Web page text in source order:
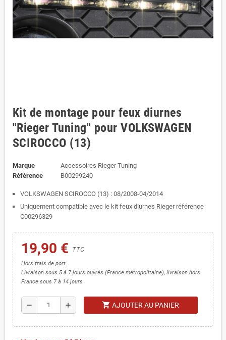
Kit de montage pour feux diurnes
"Rieger Tuning" pour VOLKSWAGEN
SCIROCCO (13)
Marque
Accessoires Rieger Tuning
Référence
B00299240
VOLKSWAGEN SCIROCCO (13) : 08/2008-04/2014
Uniquement compatible avec le kit feux diurnes Rieger référence
C00296329
19,90 € TTC
Hors frais de port
Livraison sous 5 à 7 jours ouvrés (France métropolitaine), livraison hors
France sous 7 à 14 jours
remove add shopping_cart AJOUTER AU PANIER